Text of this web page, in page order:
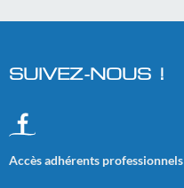
SUIVEZ-NOUS !
Accès adhérents professionnels